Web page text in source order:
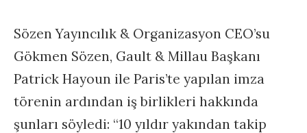
Sözen Yayıncılık & Organizasyon CEO’su
Gökmen Sözen, Gault & Millau Başkanı
Patrick Hayoun ile Paris’te yapılan imza
törenin ardından iş birlikleri hakkında
şunları söyledi: “10 yıldır yakından takip